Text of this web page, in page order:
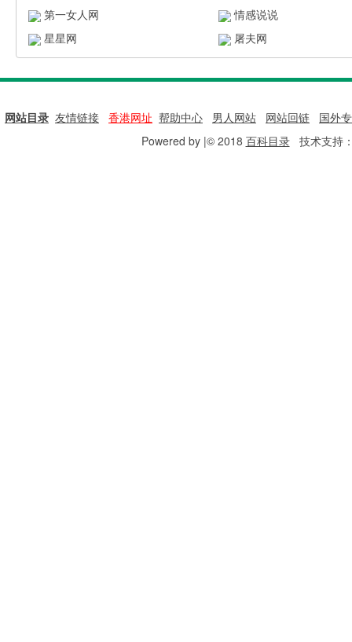
第一女人网
情感说说
星星网
屠夫网
网站目录 友情链接 香港网址 帮助中心 男人网站 网站回链
国外
Powered by |© 2018 百科目录技术支持